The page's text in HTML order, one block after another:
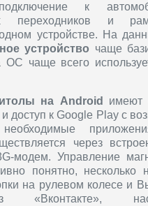
к
переходников и
устройстве. На
устройство чаще
чаще всего
на Android
имеют
и доступ к Google Play с
необходимые
через
модем. Управление
понятно, несколько
на рулевом колесе и